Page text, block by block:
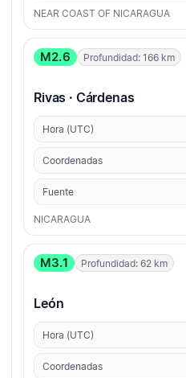
NEAR COAST OF NICARAGUA
M2.6 Profundidad: 166 km
Rivas · Cárdenas
Hora (UTC)
Coordenadas
Fuente
NICARAGUA
M3.1 Profundidad: 62 km
León
Hora (UTC)
Coordenadas